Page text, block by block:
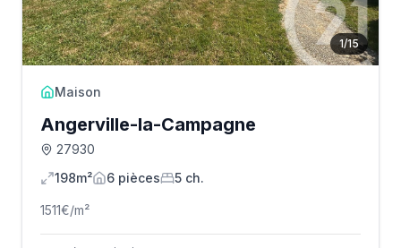
1/15
Maison
Angerville-la-Campagne
27930
198m²
6 pièces 5 ch.
1511€/m²